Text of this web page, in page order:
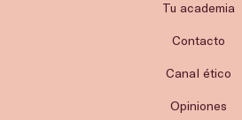
Tu academia
Contacto
Canal ético
Opiniones